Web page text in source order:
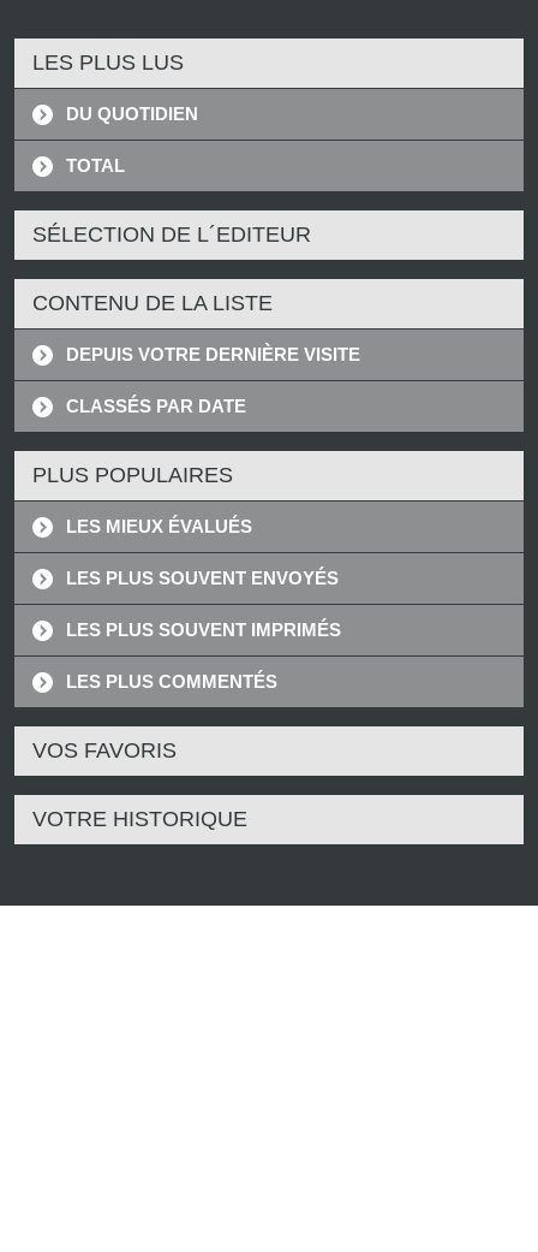
LES PLUS LUS
DU QUOTIDIEN
TOTAL
SÉLECTION DE L´EDITEUR
CONTENU DE LA LISTE
DEPUIS VOTRE DERNIÈRE VISITE
CLASSÉS PAR DATE
PLUS POPULAIRES
LES MIEUX ÉVALUÉS
LES PLUS SOUVENT ENVOYÉS
LES PLUS SOUVENT IMPRIMÉS
LES PLUS COMMENTÉS
VOS FAVORIS
VOTRE HISTORIQUE